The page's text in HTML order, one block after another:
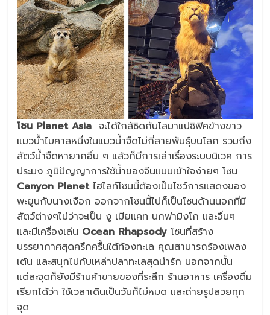
โซน Planet Asiaจะได้ใกล้ชิดกับโลมาแปซิฟิคข้างขาว
แมวน้ำไบคาลหนึ่งในแมวน้ำจืดไม่กี่สายพันธุ์บนโลก รวมถึง
สัตว์น้ำจืดหายากอื่น ๆ แล้วก็มีการเล่าเรื่องระบบนิเวศ การ
ประมง ภูมิปัญญาการใช้น้ำของจีนแบบเข้าใจง่ายๆ โซน
Canyon Planetไฮไลท์โซนนี้ต้องเป็นโชว์การแสดงของ
พะยูนกับนางเงือก ออกจากโซนนี้ไปก็เป็นโซนด้านนอกที่มี
สัตว์ต่างๆไม่ว่าจะเป็น งู เมียแคท นกฟามิงโก และอื่นๆ
และมีเครื่องเล่น Ocean Rhapsodyโซนที่สร้าง
บรรยากาศสุดครึกครื้นใต้ท้องทะเล คุณสามารถร้องเพลง
เต้น และสนุกไปกับเหล่าปลาทะเลสุดน่ารัก นอกจากนั้น
แต่ละจุดก็ยังมีร้านค้าขายของที่ระลึก ร้านอาหาร เครื่องดื่ม
เรียกได้ว่า ใช้เวลาเดินเป็นวันก็ไม่หมด และถ่ายรูปสวยทุก
จุด